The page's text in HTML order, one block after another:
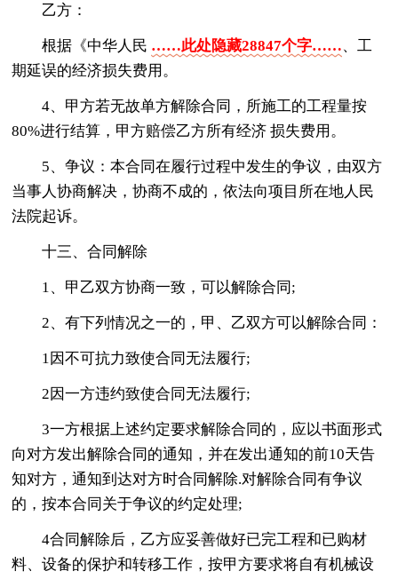
乙方：
根据《中华人民 ……此处隐藏28847个字……、工
期延误的经济损失费用。
4、甲方若无故单方解除合同，所施工的工程量按
80%进行结算，甲方赔偿乙方所有经济 损失费用。
5、争议：本合同在履行过程中发生的争议，由双方
当事人协商解决，协商不成的，依法向项目所在地人民
法院起诉。
十三、合同解除
1、甲乙双方协商一致，可以解除合同;
2、有下列情况之一的，甲、乙双方可以解除合同：
1因不可抗力致使合同无法履行;
2因一方违约致使合同无法履行;
3一方根据上述约定要求解除合同的，应以书面形式
向对方发出解除合同的通知，并在发出通知的前10天告
知对方，通知到达对方时合同解除.对解除合同有争议
的，按本合同关于争议的约定处理;
4合同解除后，乙方应妥善做好已完工程和已购材
料、设备的保护和转移工作，按甲方要求将自有机械设